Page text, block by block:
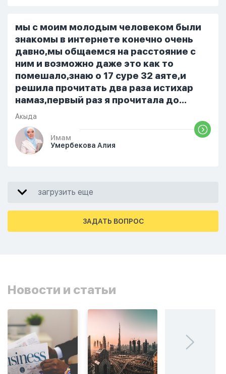
От родных же людей.
мы с моим молодым человеком были
знакомы в интернете конечно очень
давно,мы общаемся на расстояние с
ним и возможно даже это как то
помешало,знаю о 17 суре 32 аяте,и
решила прочитать два раза истихар
намаз,первый раз я прочитала до
«Аср» намаза и сначала было
тревожно,позже стало спокойно и в
голову начали лезть только хорошие
мысли,во второй раз когда я решила в
ошибиться и то что намаз не
примется,совершила истихар во время
Акыда
Имам
Умербекова Алия
загрузить еще
ЗАДАТЬ ВОПРОС
Новости и статьи